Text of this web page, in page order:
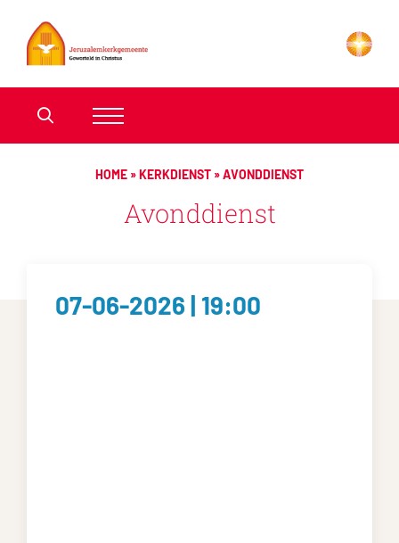
HOME »KERKDIENST »AVONDDIENST
Avonddienst
07-06-2026 | 19:00